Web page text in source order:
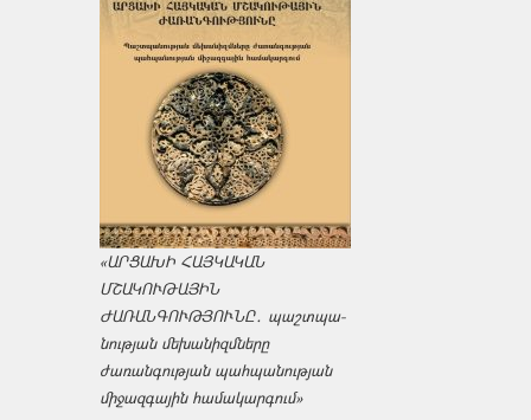
«ԱՐՑԱԽԻ ՀԱՅԿԱԿԱՆ
ՄՇԱԿՈՒԹԱՅԻՆ
ԺԱՌԱՆԳՈՒԹՅՈՒՆԸ․ պաշտպա­
նության մեխանիզմները
ժառանգության պահպանության
միջազ­գային համակարգում»